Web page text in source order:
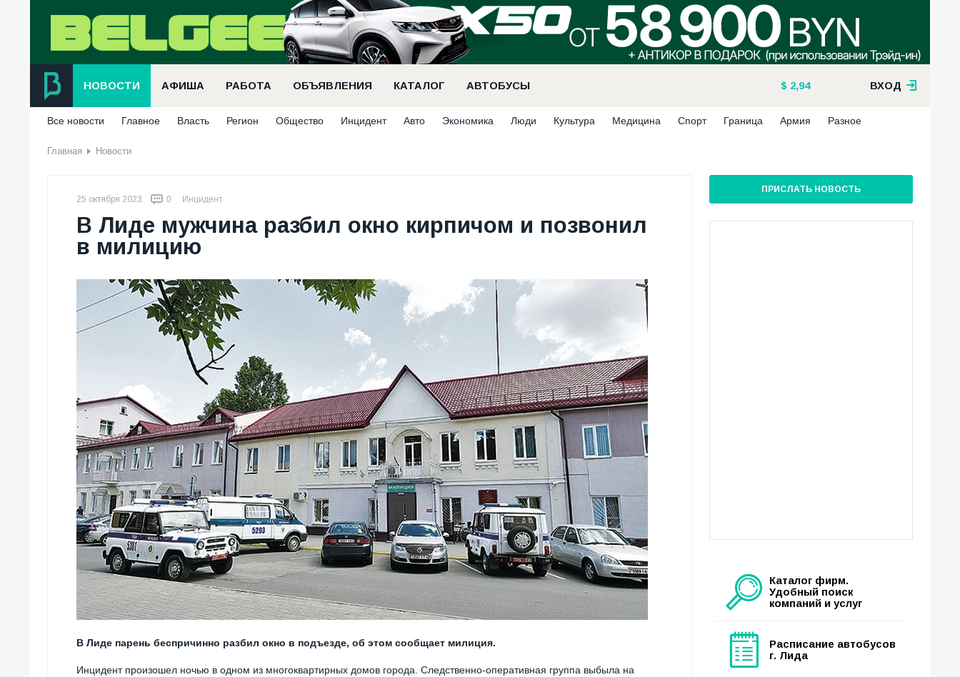
НОВОСТИ АФИША РАБОТА ОБЪЯВЛЕНИЯ КАТАЛОГ АВТОБУСЫ 2,94 ВХОД
Все новости Главное Власть Регион Общество Инцидент Авто Экономика Люди Культура Медицина Спорт Граница Армия Разное
Главная Новости
25 октября 2023 0 Инцидент
В Лиде мужчина разбил окно кирпичом и позвонил
в милицию
В Лиде парень беспричинно разбил окно в подъезде, об этом сообщает милиция.
Инцидент произошел ночью в одном из многоквартирных домов города. Следственно-оперативная группа выбыла на
ПРИСЛАТЬ НОВОСТЬ
Каталог фирм.
Удобный поиск
компаний и услуг
Расписание автобусов
г. Лида